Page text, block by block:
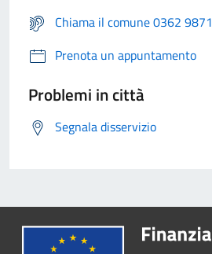
Chiama il comune 0362 9871
Prenota un appuntamento
Problemi in città
Segnala disservizio